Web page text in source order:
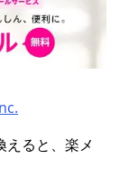
ると、楽メ